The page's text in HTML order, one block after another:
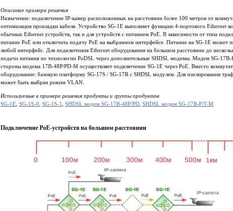
Описание примера решения
Назначение: подключение IP-камер расположенных на расстоянии более 100 метров от
оптимизация прокладки кабеля. Устройство SG‐1E выполняет функцию 4‐портового Ethernet
обычных Ethernet устройств, так и для устройств c питанием PoE. В зависимости от типа
питание PoE или отключить подачу PoE на выбранном интерфейсе. Питание на SG‐1E может
любой интерфейс. Для подключения Ethernet оборудования на большом расстоянии до
подачи питания по технологии PoDSL через дополнительные SHDSL модемы. Модем
стороны модема 17B-48P/PD‐M осуществляет подключение SG‐1E через PoE. Вместо
оборудование: базовую платформу SG‐17S / SG-17R с SHDSL модулем. Для изолирования
может быть выбран режим VLAN.
Используемые в примере решения продукты и группы продуктов
SG-1E SG-1S-0 SG-1S-1 SHDSL модем SG-17B-48P/PD SHDSL модем SG-17B-P/T-M
Подключение PoE-устройств на большом расстоянии